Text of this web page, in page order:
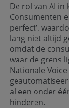
De rol van AI
Consumenten
perfect’,
lang niet altijd
omdat de
waar de grens
Nationale
alleen onder
hinderen.